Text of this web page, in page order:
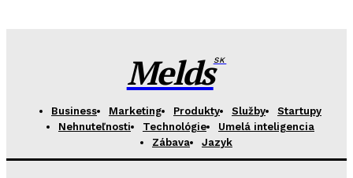
MeldsSK
Business Marketing Produkty Služby
Startupy
Nehnuteľnosti
Technológie
Umelá inteligencia
Zábava
Jazyk